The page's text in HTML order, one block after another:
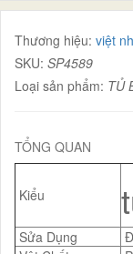
Thương hiệu: việt
SKU: SP4589
Loại sản phẩm: TỦ
TỔNG QUAN
Kiểu
Sửa Dụng